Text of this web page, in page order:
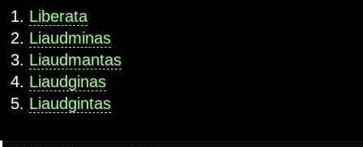
Liberata
Liaudminas
Liaudmantas
Liaudginas
Liaudgintas